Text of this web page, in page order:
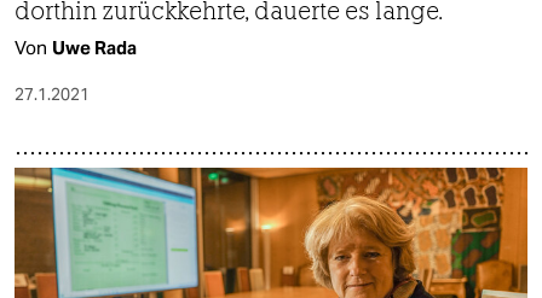
dorthin zurückkehrte, dauerte es lange.
Von Uwe Rada
27.1.2021